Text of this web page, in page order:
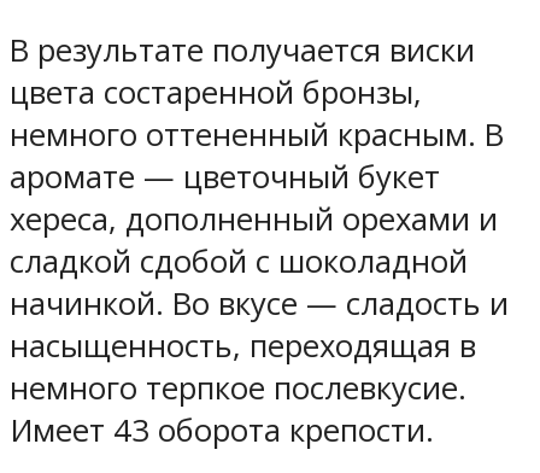
В результате получается виски
цвета состаренной бронзы,
немного оттененный красным. В
аромате — цветочный букет
хереса, дополненный орехами и
сладкой сдобой с шоколадной
начинкой. Во вкусе — сладость и
насыщенность, переходящая в
немного терпкое послевкусие.
Имеет 43 оборота крепости.